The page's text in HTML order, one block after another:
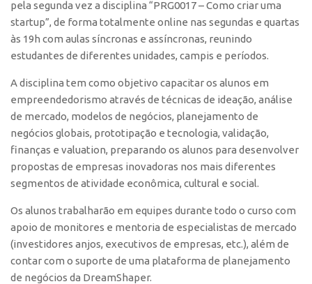
Polo São Carlos
Programas
Bolsa Empreendedorismo
Bolsa Startup USP
PGI-USP
Conexão USP
Conexão Inter-USP
Leis e Normas
Inteligência Competitiva
Editais
Pesquisa na USP
pela segunda vez a disciplina “PRG0017 – Como criar uma
startup”, de forma totalmente online nas segundas e quartas
às 19h com aulas síncronas e assíncronas, reunindo
estudantes de diferentes unidades, campis e períodos.
A disciplina tem como objetivo capacitar os alunos em
empreendedorismo através de técnicas de ideação, análise
de mercado, modelos de negócios, planejamento de
negócios globais, prototipação e tecnologia, validação,
finanças e valuation, preparando os alunos para desenvolver
propostas de empresas inovadoras nos mais diferentes
segmentos de atividade econômica, cultural e social.
Os alunos trabalharão em equipes durante todo o curso com
apoio de monitores e mentoria de especialistas de mercado
(investidores anjos, executivos de empresas, etc.), além de
contar com o suporte de uma plataforma de planejamento
de negócios da DreamShaper.